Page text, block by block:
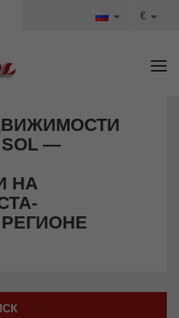
€
SOL —
НА